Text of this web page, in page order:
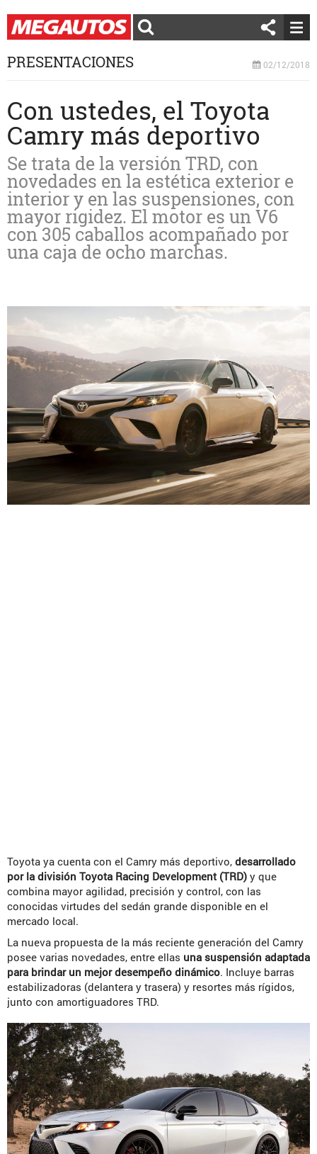
PRESENTACIONES 02/12/2018
Con ustedes, el Toyota
Camry más deportivo
Se trata de la versión TRD, con
novedades en la estética exterior e
interior y en las suspensiones, con
mayor rigidez. El motor es un V6
con 305 caballos acompañado por
una caja de ocho marchas.
Toyota ya cuenta con el Camry más deportivo, desarrollado
por la división Toyota Racing Development (TRD) y que
combina mayor agilidad, precisión y control, con las
conocidas virtudes del sedán grande disponible en el
mercado local.
La nueva propuesta de la más reciente generación del Camry
posee varias novedades, entre ellas una suspensión adaptada
para brindar un mejor desempeño dinámico. Incluye barras
estabilizadoras (delantera y trasera) y resortes más rígidos,
junto con amortiguadores TRD.